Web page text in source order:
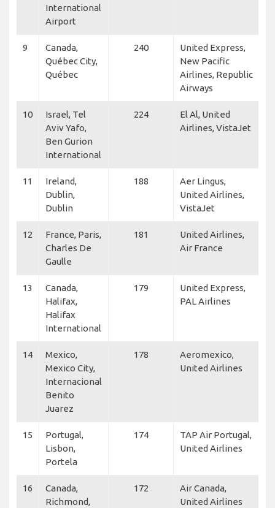
International
Airport
9
Canada,
Québec City,
Québec
240
United Express,
New Pacific
Airlines, Republic
Airways
10
Israel, Tel
Aviv Yafo,
Ben Gurion
International
224
El Al, United
Airlines, VistaJet
11
Ireland,
Dublin,
Dublin
188
Aer Lingus,
United Airlines,
VistaJet
12
France, Paris,
Charles De
Gaulle
181
United Airlines,
Air France
13
Canada,
Halifax,
Halifax
International
179
United Express,
PAL Airlines
14
Mexico,
Mexico City,
Internacional
Benito
Juarez
178
Aeromexico,
United Airlines
15
Portugal,
Lisbon,
Portela
174
TAP Air Portugal,
United Airlines
16
Canada,
Richmond,
172
Air Canada,
United Airlines